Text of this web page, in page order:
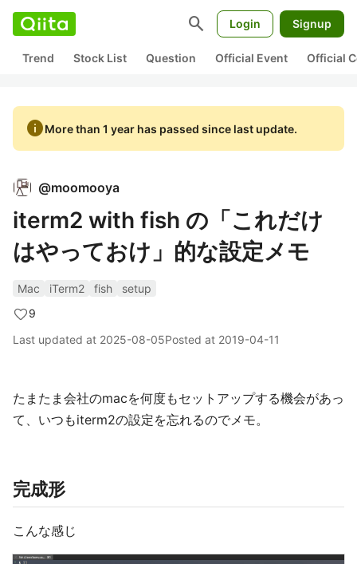
search Login Signup
Trend Stock List Question Official Event Official
infoMore than 1 year has passed since last update.
@moomooya
iterm2 with fish の「これだけ
はやっておけ」的な設定メモ
Mac iTerm2 fish
setup
9
Last updated at 2025-08-05Posted at 2019-04-11
たまたま会社のmacを何度もセットアップする機会があっ
て、いつもiterm2の設定を忘れるのでメモ。
完成形
こんな感じ